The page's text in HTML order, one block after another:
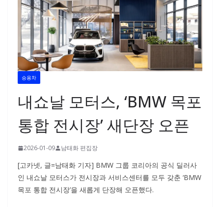
승용차
내쇼날 모터스, ‘BMW 목포
통합 전시장’ 새단장 오픈
2026-01-09 남태화 편집장
[고카넷, 글=남태화 기자] BMW 그룹 코리아의 공식 딜러사
인 내쇼날 모터스가 전시장과 서비스센터를 모두 갖춘 ‘BMW
목포 통합 전시장’을 새롭게 단장해 오픈했다.